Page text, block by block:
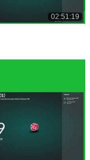
02:51:19